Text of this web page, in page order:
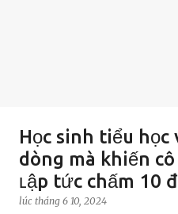
Học sinh tiểu học
dòng mà khiến
ʟập tức chấm 10
lúc tháng 6 10, 2024